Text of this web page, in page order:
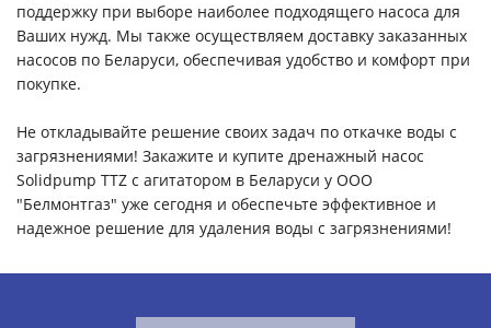
поддержку при выборе наиболее подходящего насоса для
Ваших нужд. Мы также осуществляем доставку заказанных
насосов по Беларуси, обеспечивая удобство и комфорт при
покупке.
Не откладывайте решение своих задач по откачке воды с
загрязнениями! Закажите и купите дренажный насос
Solidpump TTZ с агитатором в Беларуси у ООО
"Белмонтгаз" уже сегодня и обеспечьте эффективное и
надежное решение для удаления воды с загрязнениями!